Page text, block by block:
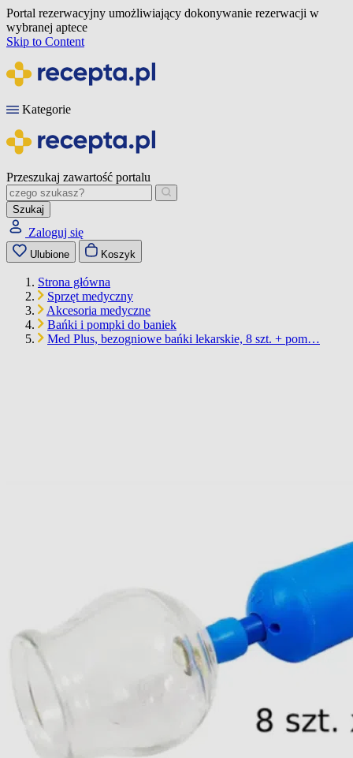
Portal rezerwacyjny umożliwiający dokonywanie rezerwacji w
wybranej aptece
Skip to Content
Kategorie
Przeszukaj zawartość portalu
Szukaj
Zaloguj się
Ulubione Koszyk
Strona główna
Sprzęt medyczny
Akcesoria medyczne
Bańki i pompki do baniek
Med Plus, bezogniowe bańki lekarskie, 8 szt. + pom…